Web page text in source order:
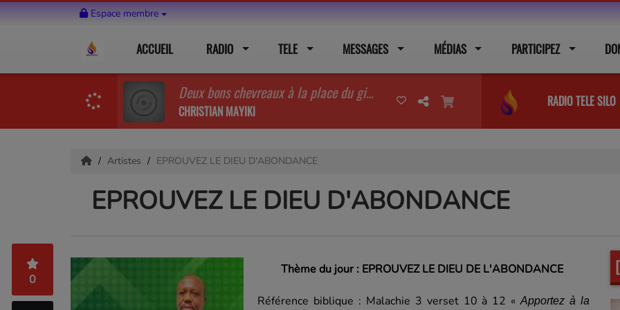
Espace membre
ACCUEIL RADIO TELE MESSAGES MÉDIAS PARTICIPEZ
Deux bons chevreaux à la place du gibier Predi .MP3
CHRISTIAN MAYIKI
RADIO TELE SILO
Artistes EPROUVEZ LE DIEU D'ABONDANCE
EPROUVEZ LE DIEU D'ABONDANCE
0
Thème du jour : EPROUVEZ LE DIEU DE L'ABONDANCE
Référence biblique : Malachie 3 verset 10 à 12 «Apportez à la